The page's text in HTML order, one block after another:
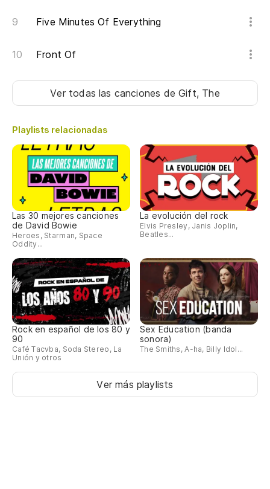
Five Minutes Of Everything
Front Of
Ver todas las canciones de Gift, The
Playlists relacionadas
Las 30 mejores canciones
de David Bowie
Heroes, Starman, Space
Oddity...
La evolución del rock
Elvis Presley, Janis Joplin,
Beatles...
Rock en español de los 80 y
90
Café Tacvba, Soda Stereo, La
Unión y otros
Sex Education (banda
sonora)
The Smiths, A-ha, Billy Idol...
Ver más playlists